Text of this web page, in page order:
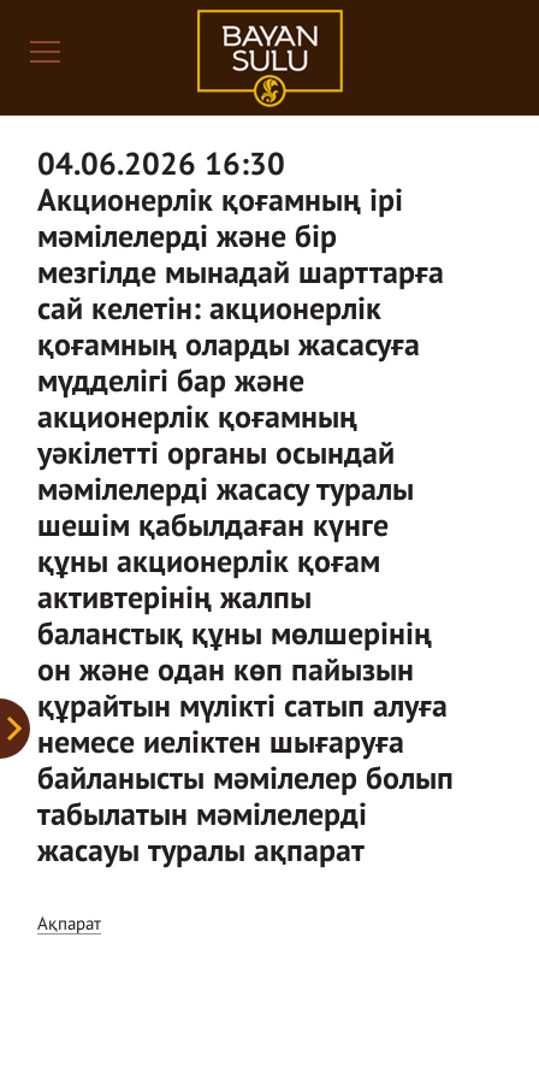
04.06.2026 16:30
Акционерлік қоғамның ірі
мәмілелерді және бір
мезгілде мынадай шарттарға
сай келетін: акционерлік
қоғамның оларды жасасуға
мүдделігі бар және
акционерлік қоғамның
уәкілетті органы осындай
мәмілелерді жасасу туралы
шешім қабылдаған күнге
құны акционерлік қоғам
активтерінің жалпы
баланстық құны мөлшерінің
он және одан көп пайызын
құрайтын мүлікті сатып алуға
немесе иеліктен шығаруға
байланысты мәмілелер болып
табылатын мәмілелерді
жасауы туралы ақпарат
Ақпарат